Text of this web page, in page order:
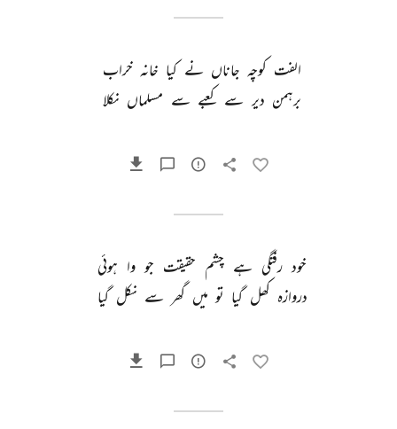
الفت کوچہ جاناں نے کیا خانہ خراب
برہمن دیر سے کعبے سے مسلماں نکلا
خود رفتگی ہے چشم حقیقت جو وا ہوئی
دروازہ کھل گیا تو میں گھر سے نکل گیا